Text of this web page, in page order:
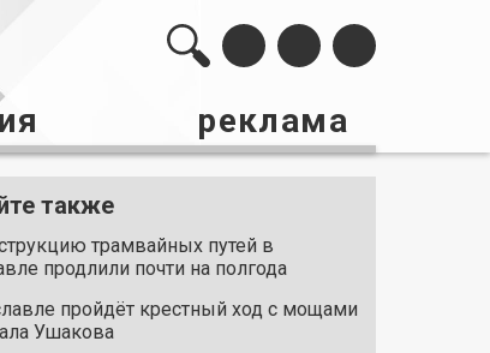
реклама
также
трамвайных путей в
продлили почти на полгода
пройдёт крестный ход с мощами
Ушакова